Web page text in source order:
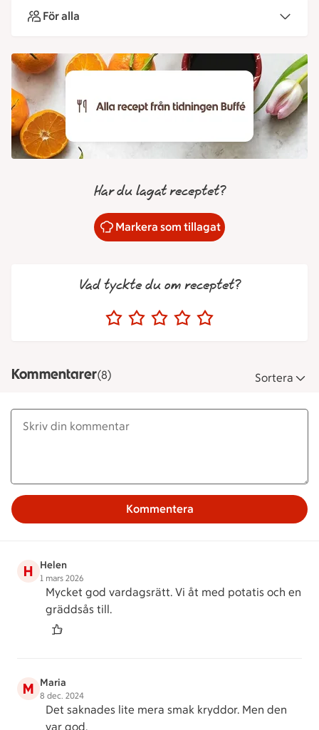
För alla
Har du lagat receptet?
Markera som tillagat
Vad tyckte du om receptet?
Kommentarer(8) Sortera
Kommentera
H Helen
1 mars 2026
Mycket god vardagsrätt. Vi åt med potatis och en
gräddsås till.
M Maria
8 dec. 2024
Det saknades lite mera smak kryddor. Men den
var god.